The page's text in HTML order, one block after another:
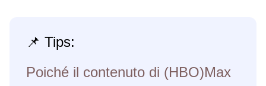
📌 Tips:
Poiché il contenuto di (HBO)Max